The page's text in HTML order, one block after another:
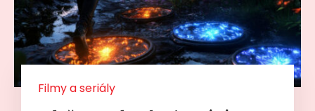
Filmy a seriály